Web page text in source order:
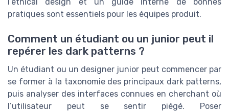
pratiques sont essentiels pour les équipes produit.
Comment un étudiant ou un junior peut il
repérer les dark patterns ?
Un étudiant ou un designer junior peut commencer par
se former à la taxonomie des principaux dark patterns,
puis analyser des interfaces connues en cherchant où
l’utilisateur peut se sentir piégé. Poser